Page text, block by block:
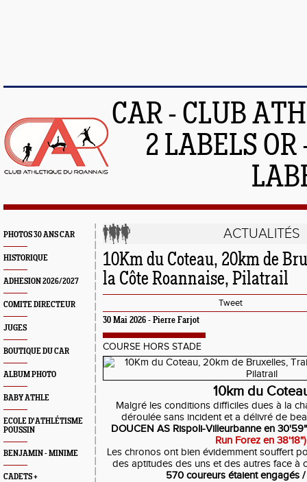
CAR - CLUB
2 LABELS
PHOTOS 30 ANS CAR
HISTORIQUE
ADHESION 2026/2027
COMITE DIRECTEUR
JUGES
BOUTIQUE DU CAR
ALBUM PHOTO
BABY ATHLE
ECOLE D'ATHLÉTISME
POUSSIN
BENJAMIN - MINIME
CADETS +
ACTUALITÉS
10Km du Coteau, 20km de
la Côte Roannaise, Pilatrail
Tweet
30 Mai 2026 - Pierre Farjot
COURSE HORS STADE
10km du
Malgré les conditions difficiles dues à la
déroulée sans incident et a délivré de
DOUCEN AS Rispoli-Villeurbanne en
Run Forez en
Les chronos ont bien évidemment souffert
des aptitudes des uns et des autres face à
570 coureurs étaient engagés /